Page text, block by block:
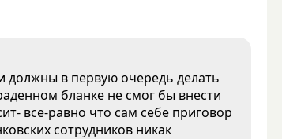
должны в первую очередь делать
бланке не смог бы внести
все-равно что сам себе приговор
сотрудников никак